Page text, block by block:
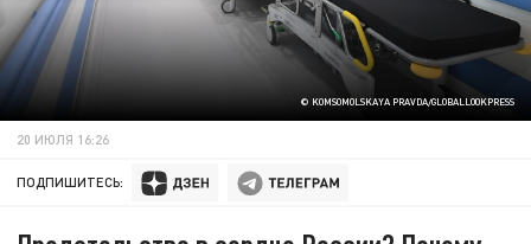
© KOMSOMOLSKAYA PRAVDA/GLOBALLOOKPRESS
20 ИЮЛЯ 16:26
ПОДПИШИТЕСЬ: